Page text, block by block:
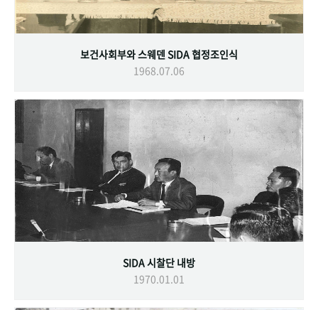
보건사회부와 스웨덴 SIDA 협정조인식
1968.07.06
SIDA 시찰단 내방
1970.01.01